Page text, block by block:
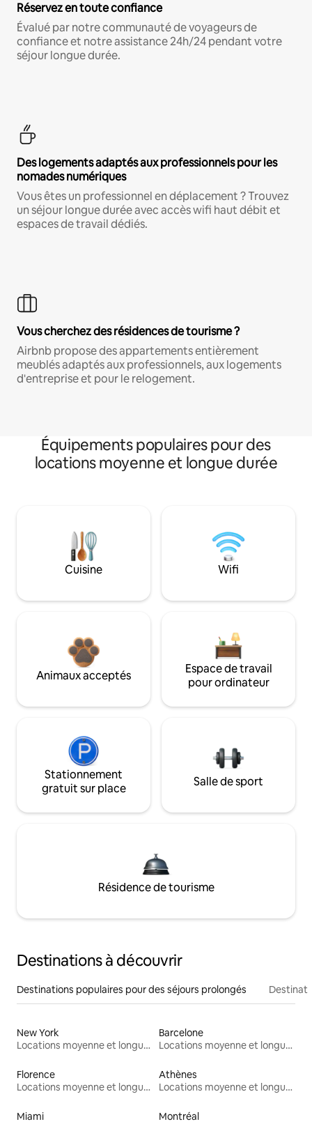
Réservez en toute confiance
Évalué par notre communauté de voyageurs de
confiance et notre assistance 24h/24 pendant votre
séjour longue durée.
Des logements adaptés aux professionnels pour les
nomades numériques
Vous êtes un professionnel en déplacement ? Trouvez
un séjour longue durée avec accès wifi haut débit et
espaces de travail dédiés.
Vous cherchez des résidences de tourisme ?
Airbnb propose des appartements entièrement
meublés adaptés aux professionnels, aux logements
d'entreprise et pour le relogement.
Équipements populaires pour des
locations moyenne et longue durée
Cuisine Wifi
Animaux acceptés
Espace de travail
pour ordinateur
Stationnement
gratuit sur place
Salle de sport
Résidence de tourisme
Destinations à découvrir
Destinations populaires pour des séjours prolongés
New York
Locations moyenne et longue durée
Barcelone
Locations moyenne et longue durée
Florence
Locations moyenne et longue durée
Athènes
Locations moyenne et longue durée
Miami
Montréal